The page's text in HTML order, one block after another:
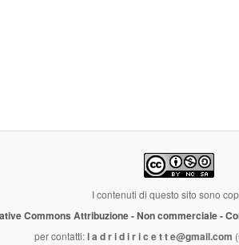
I contenuti di questo sito sono
Commons Attribuzione - Non commerciale -
per contatti:l a d r i d i r i c e t t e@gmail.com